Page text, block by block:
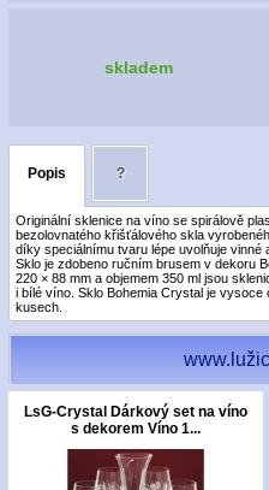
skladem
Popis ?
Originální sklenice na víno se spirálově
bezolovnatého křišťálového skla
díky speciálnímu tvaru lépe uvolňuje vinné
Sklo je zdobeno ručním brusem v dekoru
220 × 88 mm a objemem 350 ml jsou
i bílé víno. Sklo Bohemia Crystal je vysoce
kusech.
LsG-Crystal Dárkový set na víno
s dekorem Víno 1...